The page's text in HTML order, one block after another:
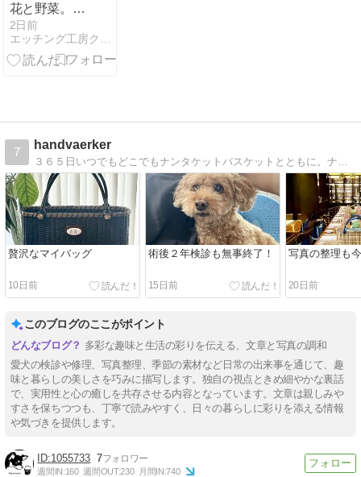
花と野菜。黄
鹿の子ユリ満
開。庭が結構
賑やかに
2日前
エッチング工房クリスタルウインド
7
handvaerker
３６５日いつでもどこでもナンタケットバスケットとともに。ナンタケットバスケットのブランド、ハンドバーカー。レッスン、オーダー製作を行っています。
贅沢なマイバッグ
10日前
術後２年検診も無事終了！
15日前
写真の整理も
20日前
このブログのここがポイント
多彩な趣味と生活の彩りを伝える、文章と写真の調和
愛犬の検診や修理、写真整理、季節の素材など日常の出来事を通じて、趣
味と暮らしの美しさを巧みに描写します。独自の視点ときめ細やかな裏話
で、実用性と心の癒しを共存させる内容となっています。文章は親しみや
すさを保ちつつも、丁寧で読みやすく、日々の暮らしに彩りを添える情報
や気づきを提供します。
1055733 7
週間IN:160 週間OUT:230 月間IN:740